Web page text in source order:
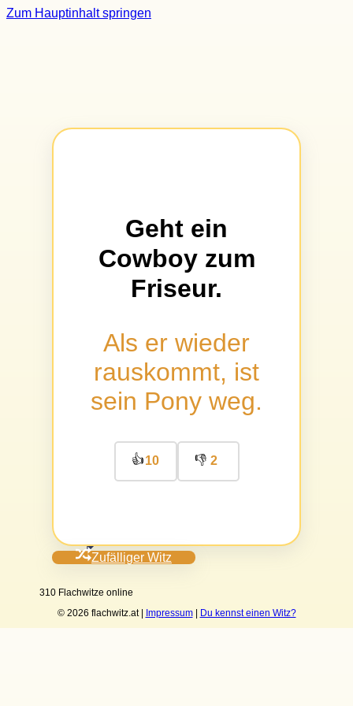
Zum Hauptinhalt springen
Geht ein
Cowboy zum
Friseur.
Als er wieder
rauskommt, ist
sein Pony weg.
👍10 👎 2
Zufälliger Witz
310 Flachwitze online
© 2026 flachwitz.at | Impressum| Du kennst einen Witz?